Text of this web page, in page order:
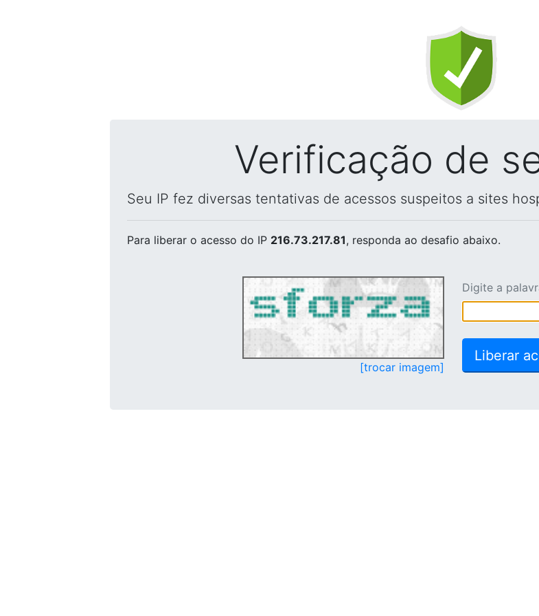
Verificação de
Seu IP fez diversas tentativas de acessos suspeitos a sites
Para liberar o acesso do IP 216.73.217.81, responda ao desafio abaixo.
[trocar imagem]
Digite a